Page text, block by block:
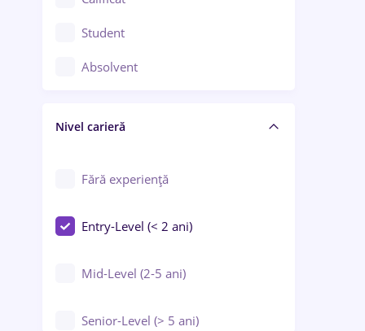
Construcții / Instalații
Controlul calității
Educație / Training / Arte
Student
Absolvent
Nivel carieră
Fără experiență
Entry-Level (< 2 ani)
Mid-Level (2-5 ani)
Senior-Level (> 5 ani)